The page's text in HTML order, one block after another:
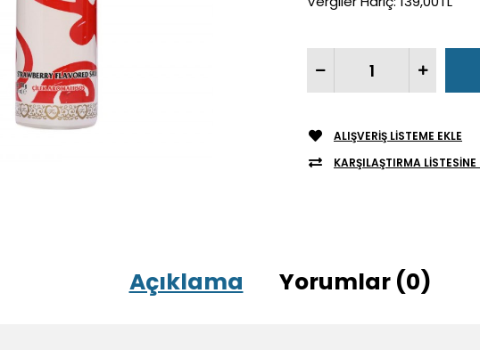
ALIŞVERIŞ LISTEME EKLE
KARŞILAŞTIRMA LISTESINE
Açıklama Yorumlar (0)